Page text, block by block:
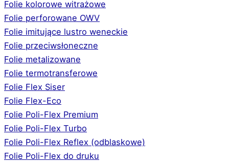
Folie kolorowe witrażowe
Folie perforowane OWV
Folie imitujące lustro weneckie
Folie przeciwsłoneczne
Folie metalizowane
Folie termotransferowe
Folie Flex Siser
Folie Flex-Eco
Folie Poli-Flex Premium
Folie Poli-Flex Turbo
Folie Poli-Flex Reflex (odblaskowe)
Folie Poli-Flex do druku